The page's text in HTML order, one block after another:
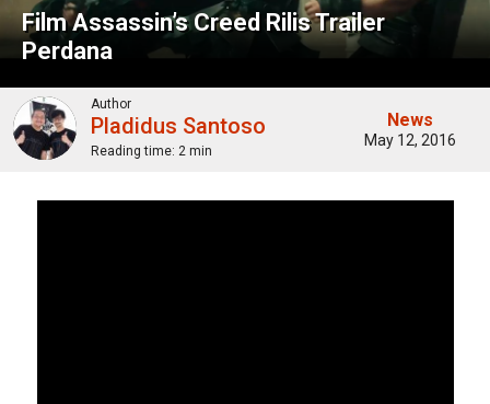
Film Assassin’s Creed Rilis Trailer
Perdana
Author
Pladidus Santoso
Reading time: 2 min
News
May 12, 2016